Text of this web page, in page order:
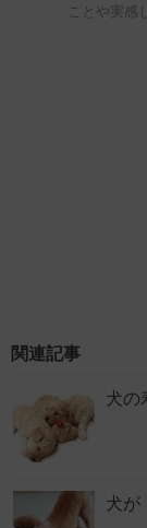
ことや実感
関連記事
犬の
犬が